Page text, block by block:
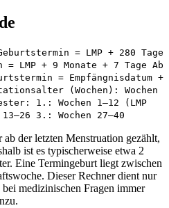
= LMP + 280 Tage
= LMP + 9 Monate + 7 Tage Ab
= Empfängnisdatum +
(Wochen): Wochen
1.: Wochen 1–12 (LMP
3.: Wochen 27–40
der letzten Menstruation gezählt,
ist es typischerweise etwa 2
Eine Termingeburt liegt zwischen
Dieser Rechner dient nur
medizinischen Fragen immer